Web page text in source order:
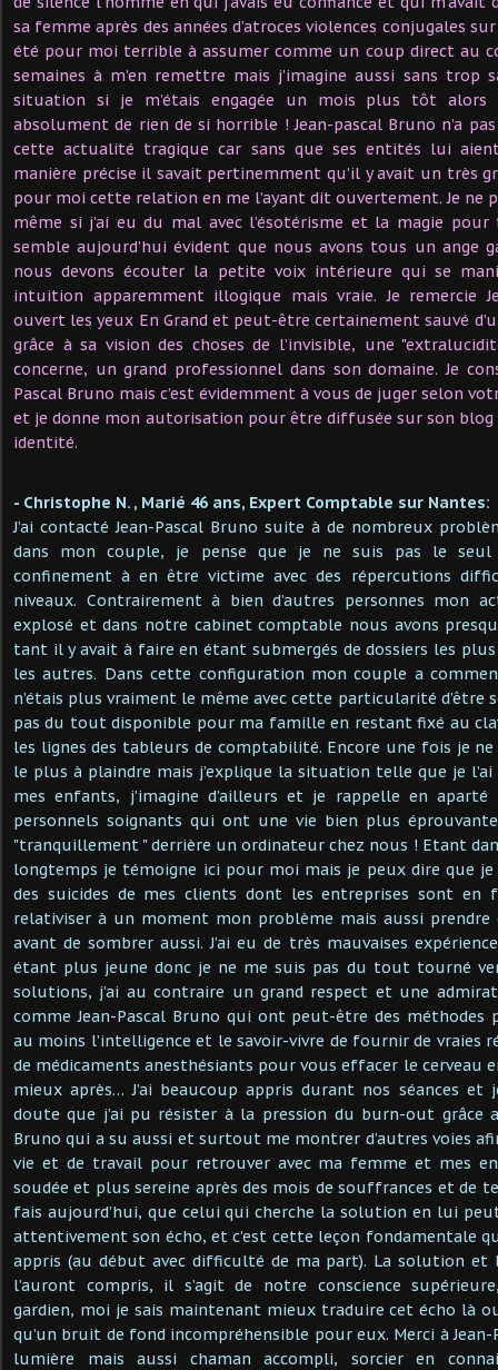
sa femme après des années d’atroces violences conjugales
été pour moi terrible à assumer comme un coup direct au
semaines à m’en remettre mais j’imagine aussi sans
situation si je m’étais engagée un mois plus tôt
absolument de rien de si horrible ! Jean-pascal Bruno n’a
cette actualité tragique car sans que ses entités lui
manière précise il savait pertinemment qu’il y avait un très
pour moi cette relation en me l’ayant dit ouvertement. Je ne
même si j’ai eu du mal avec l’ésotérisme et la magie
semble aujourd’hui évident que nous avons tous un ange
nous devons écouter la petite voix intérieure qui se
intuition apparemment illogique mais vraie. Je remercie
ouvert les yeux En Grand et peut-être certainement sauvé
grâce à sa vision des choses de l’invisible, une
concerne, un grand professionnel dans son domaine. Je
Pascal Bruno mais c’est évidemment à vous de juger selon
et je donne mon autorisation pour être diffusée sur son
identité.
- Christophe N. , Marié 46 ans, Expert Comptable sur Nantes:
J’ai contacté Jean-Pascal Bruno suite à de nombreux
dans mon couple, je pense que je ne suis pas le seul
confinement à en être victime avec des répercutions
niveaux. Contrairement à bien d’autres personnes mon
explosé et dans notre cabinet comptable nous avons
tant il y avait à faire en étant submergés de dossiers les
les autres. Dans cette configuration mon couple a
n’étais plus vraiment le même avec cette particularité d’être
pas du tout disponible pour ma famille en restant fixé au
les lignes des tableurs de comptabilité. Encore une fois je
le plus à plaindre mais j’explique la situation telle que je
mes enfants, j’imagine d’ailleurs et je rappelle en aparté
personnels soignants qui ont une vie bien plus
"tranquillement " derrière un ordinateur chez nous ! Etant
longtemps je témoigne ici pour moi mais je peux dire que
des suicides de mes clients dont les entreprises sont en
relativiser à un moment mon problème mais aussi prendre
avant de sombrer aussi. J’ai eu de très mauvaises
étant plus jeune donc je ne me suis pas du tout tourné
solutions, j’ai au contraire un grand respect et une
comme Jean-Pascal Bruno qui ont peut-être des méthodes
au moins l’intelligence et le savoir-vivre de fournir de vraies
de médicaments anesthésiants pour vous effacer le cerveau
mieux après… J’ai beaucoup appris durant nos séances et
doute que j’ai pu résister à la pression du burn-out grâce
Bruno qui a su aussi et surtout me montrer d’autres voies
vie et de travail pour retrouver avec ma femme et mes
soudée et plus sereine après des mois de souffrances et de
fais aujourd’hui, que celui qui cherche la solution en lui
attentivement son écho, et c’est cette leçon fondamentale
appris (au début avec difficulté de ma part). La solution et
l’auront compris, il s’agit de notre conscience
gardien, moi je sais maintenant mieux traduire cet écho là
qu’un bruit de fond incompréhensible pour eux. Merci à Jean-
lumière mais aussi chaman accompli, sorcier en